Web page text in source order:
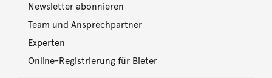
Newsletter abonnieren
Team und Ansprechpartner
Experten
Online-Registrierung für Bieter